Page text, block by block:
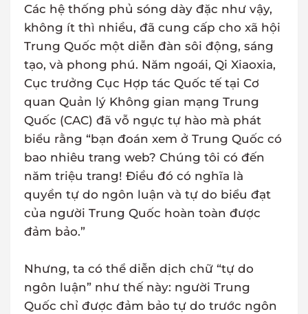
Các hệ thống phủ sóng dày đặc như vậy,
không ít thì nhiều, đã cung cấp cho xã hội
Trung Quốc một diễn đàn sôi động, sáng
tạo, và phong phú. Năm ngoái, Qi Xiaoxia,
Cục trưởng Cục Hợp tác Quốc tế tại Cơ
quan Quản lý Không gian mạng Trung
Quốc (CAC) đã vỗ ngực tự hào mà phát
biểu rằng “bạn đoán xem ở Trung Quốc có
bao nhiêu trang web? Chúng tôi có đến
năm triệu trang! Điều đó có nghĩa là
quyền tự do ngôn luận và tự do biểu đạt
của người Trung Quốc hoàn toàn được
đảm bảo.”
Nhưng, ta có thể diễn dịch chữ “tự do
ngôn luận” như thế này: người Trung
Quốc chỉ được đảm bảo tự do trước ngôn